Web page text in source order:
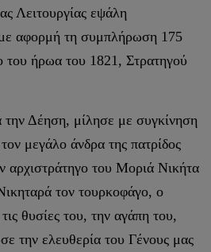
Λειτουργίας εψάλη
αφορμή τη συμπλήρωση 175
του ήρωα του 1821, Στρατηγού
Δέηση, μίλησε με συγκίνηση
μεγάλο άνδρα της πατρίδος
αρχιστράτηγο του Μοριά Νικήτα
τον τουρκοφάγο, ο
θυσίες του, την αγάπη του,
την ελευθερία του Γένους μας